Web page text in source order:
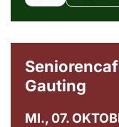
Gauting
MI., 07.